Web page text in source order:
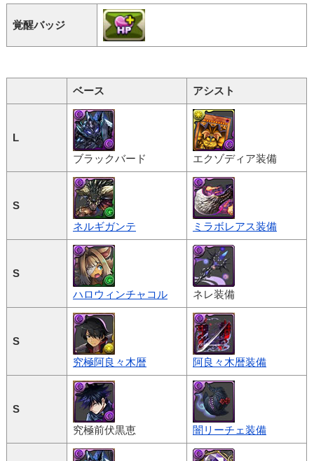
覚醒バッジ
ベース アシスト
L
ブラックバード
エクゾディア装備
S
ネルギガンテ
ミラボレアス装備
S
ハロウィンチャコル
ネレ装備
S
究極阿良々木暦
阿良々木暦装備
S
究極前伏黒恵
闇リーチェ装備